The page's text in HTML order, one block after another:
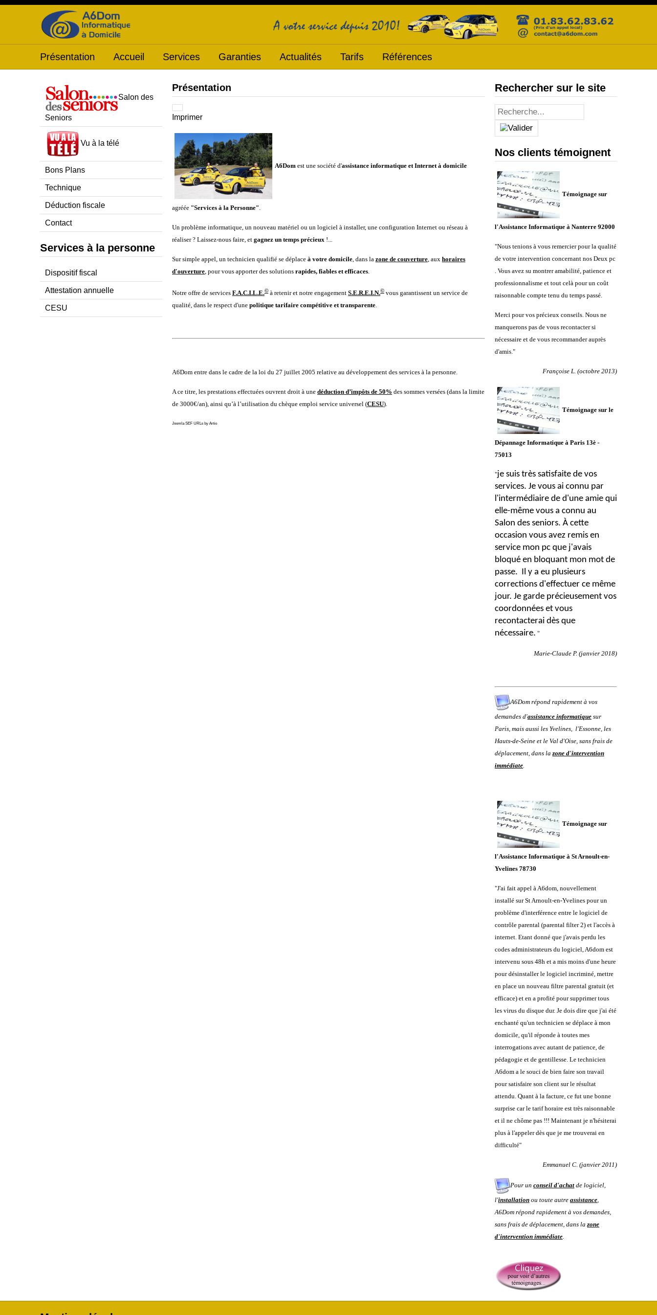
Présentation Accueil Services Garanties Actualités Tarifs Références
Salon des
Seniors
Vu à la télé
Bons Plans
Technique
Déduction fiscale
Contact
Services à la personne
Dispositif fiscal
Attestation annuelle
CESU
Présentation
Imprimer
A6Dom est une société d'assistance informatique et Internet à domicile
agréée "Services à la Personne".
Un problème informatique, un nouveau matériel ou un logiciel à installer, une configuration Internet ou réseau à
réaliser ? Laissez-nous faire, et gagnez un temps précieux !...
Sur simple appel, un technicien qualifié se déplace à votre domicile, dans la zone de couverture, aux horaires
d'ouverture, pour vous apporter des solutions rapides, fiables et efficaces.
Notre offre de services F.A.C.I.L.E.© à retenir et notre engagement S.E.R.E.I.N.© vous garantissent un service de
qualité, dans le respect d'une politique tarifaire compétitive et transparente.
A6Dom entre dans le cadre de la loi du 27 juillet 2005 relative au développement des services à la personne.
A ce titre, les prestations effectuées ouvrent droit à une déduction d’impôts de 50% des sommes versées (dans la limite
de 3000€/an), ainsi qu’à l’utilisation du chèque emploi service universel (CESU).
Joomla SEF URLs by Artio
Rechercher sur le site
Nos clients témoignent
Témoignage sur
l'Assistance Informatique à Nanterre 92000
"Nous tenions à vous remercier pour la qualité
de votre intervention concernant nos Deux pc
. Vous avez su montrer amabilité, patience et
professionnalisme et tout celà pour un coût
raisonnable compte tenu du temps passé.
Merci pour vos précieux conseils. Nous ne
manquerons pas de vous recontacter si
nécessaire et de vous recommander auprès
d'amis."
Françoise L. (octobre 2013)
Témoignage sur le
Dépannage Informatique à Paris 13è -
75013
"je suis très satisfaite de vos
services. Je vous ai connu par
l'intermédiaire de d'une amie qui
elle-même vous a connu au
Salon des seniors. À cette
occasion vous avez remis en
service mon pc que j'avais
bloqué en bloquant mon mot de
passe. Il y a eu plusieurs
corrections d'effectuer ce même
jour. Je garde précieusement vos
coordonnées et vous
recontacterai dès que
nécessaire. "
Marie-Claude P. (janvier 2018)
A6Dom répond rapidement à vos
demandes d'assistance informatique sur
Paris, mais aussi les Yvelines, l'Essonne, les
Hauts-de-Seine et le Val d'Oise, sans frais de
déplacement, dans lazone d'intervention
immédiate.
Témoignage sur
l'Assistance Informatique à St Arnoult-en-
Yvelines 78730
"J'ai fait appel à A6dom, nouvellement
installé sur St Arnoult-en-Yvelines pour un
problème d'interférence entre le logiciel de
contrôle parental (parental filter 2) et l'accès à
internet. Etant donné que j'avais perdu les
codes administrateurs du logiciel, A6dom est
intervenu sous 48h et a mis moins d'une heure
pour désinstaller le logiciel incriminé, mettre
en place un nouveau filtre parental gratuit (et
efficace) et en a profité pour supprimer tous
les virus du disque dur. Je dois dire que j'ai été
enchanté qu'un technicien se déplace à mon
domicile, qu'il réponde à toutes mes
interrogations avec autant de patience, de
pédagogie et de gentillesse. Le technicien
A6dom a le souci de bien faire son travail
pour satisfaire son client sur le résultat
attendu. Quant à la facture, ce fut une bonne
surprise car le tarif horaire est très raisonnable
et il ne chôme pas !!! Maintenant je n'hésiterai
plus à l'appeler dès que je me trouverai en
difficulté"
Emmanuel C. (janvier 2011)
Pour un conseil d'achat de logiciel,
l'installation ou toute autre assistance,
A6Dom répond rapidement à vos demandes,
sans frais de déplacement, dans lazone
d'intervention immédiate.